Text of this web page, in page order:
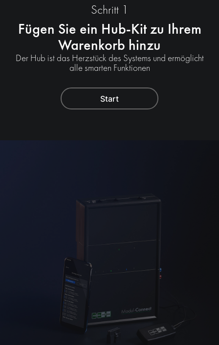
Schritt 1
Fügen Sie ein Hub-Kit zu Ihrem
Warenkorb hinzu
Der Hub ist das Herzstück des Systems und ermöglicht
alle smarten Funktionen
Start